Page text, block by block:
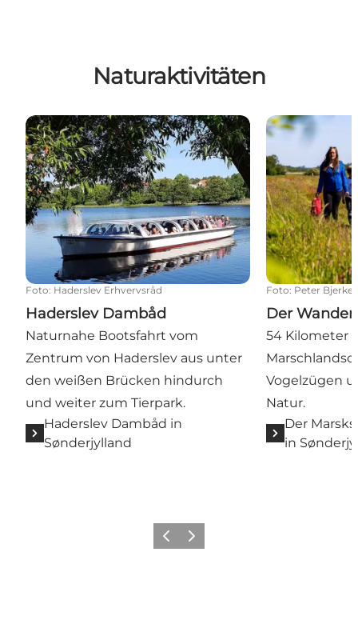
Naturaktivitäten
Haderslev Dambåd
Foto: Haderslev Erhvervsråd
Haderslev Dambåd
Naturnahe Bootsfahrt vom
Zentrum von Haderslev aus unter
den weißen Brücken hindurch
und weiter zum Tierpark.
Haderslev Dambåd in
Sønderjylland
Der
Foto: Peter Bjerke
Der
54 Kilometer
Vogelzügen
Natur.
Der
in
ZurückWeiter